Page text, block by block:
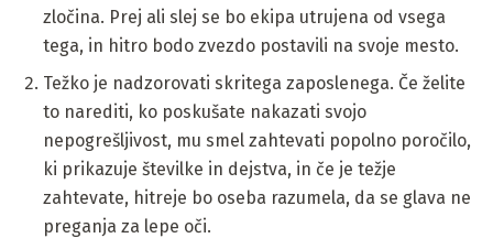
zločina. Prej ali slej se bo ekipa utrujena od vsega
tega, in hitro bodo zvezdo postavili na svoje mesto.
Težko je nadzorovati skritega zaposlenega. Če želite
to narediti, ko poskušate nakazati svojo
nepogrešljivost, mu smel zahtevati popolno poročilo,
ki prikazuje številke in dejstva, in če je težje
zahtevate, hitreje bo oseba razumela, da se glava ne
preganja za lepe oči.